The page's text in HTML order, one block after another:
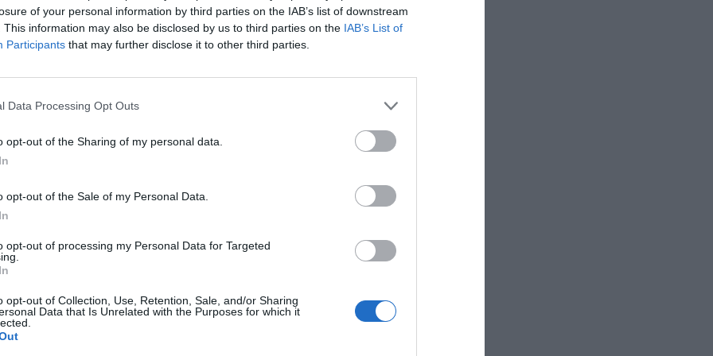
of your personal information by third parties on the IAB’s list of downstream
This information may also be disclosed by us to third parties on the IAB’s List of
Participants that may further disclose it to other third parties.
Data Processing Opt Outs
opt-out of the Sharing of my personal data.
opt-out of the Sale of my Personal Data.
opt-out of processing my Personal Data for Targeted
opt-out of Collection, Use, Retention, Sale, and/or Sharing
Data that Is Unrelated with the Purposes for which it
y es el que han aprobado los veinte equipos participantes. El
pues se trata de una revalorización del 18% en
lo que obtiene actualmente, más aún si se tiene en cuenta
millones de euros está incluso por encima de los 1.050
para después distribuirlo entre las plataformas de
Sin embargo, Sky logró paralizar el proyecto y finalmente
antes de entregarlo a los operadores.
la competición acabó firmando contratos por debajo del
Mediapro e incluso de lo que venía obteniendo. El contrato
en 2020-2021, está valorado en 973 millones de euros
Sky logró su objetivo de quedarse los principales lotes por
euros, frente a los 860 millones que quería la Serie A. Dazn,
rebajar de 240 millones a 193,3 millones de euros el
partidos por el que pujó.